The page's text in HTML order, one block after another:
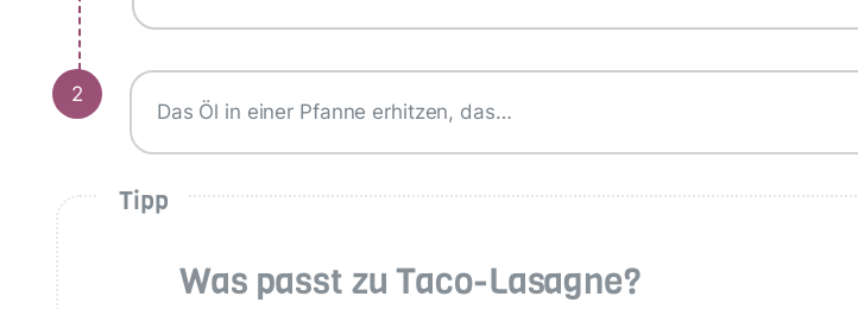
2
Das Öl in einer Pfanne erhitzen, das…
Tipp
Was passt zu Taco-Lasagne?